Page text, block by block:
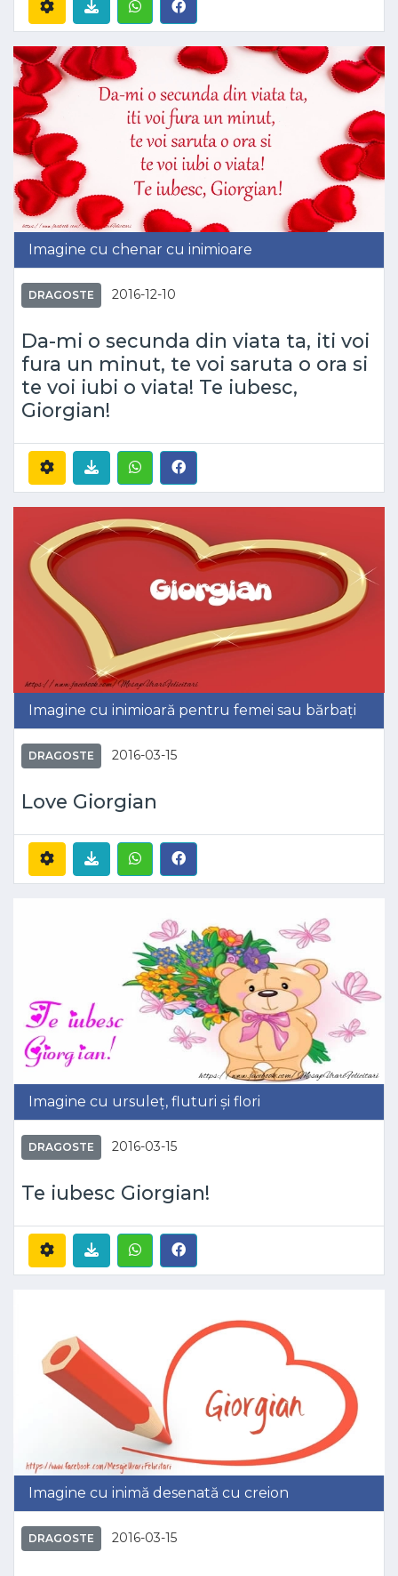
Imagine cu chenar cu inimioare
DRAGOSTE 2016-12-10
Da-mi o secunda din viata ta, iti voi
fura un minut, te voi saruta o ora si
te voi iubi o viata! Te iubesc,
Giorgian!
Imagine cu inimioară pentru femei sau bărbați
DRAGOSTE 2016-03-15
Love Giorgian
Imagine cu ursuleț, fluturi și flori
DRAGOSTE 2016-03-15
Te iubesc Giorgian!
Imagine cu inimă desenată cu creion
DRAGOSTE 2016-03-15